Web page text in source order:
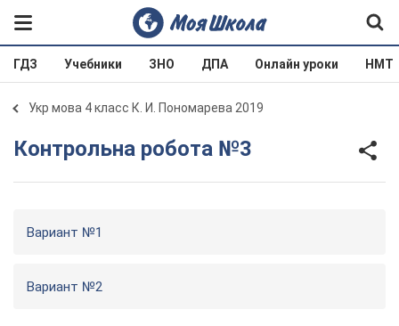
ГДЗ Учебники ЗНО ДПА Онлайн уроки НМТ
Укр мова 4 класс К. И. Пономарева 2019
Контрольна робота №3
Вариант №1
Вариант №2